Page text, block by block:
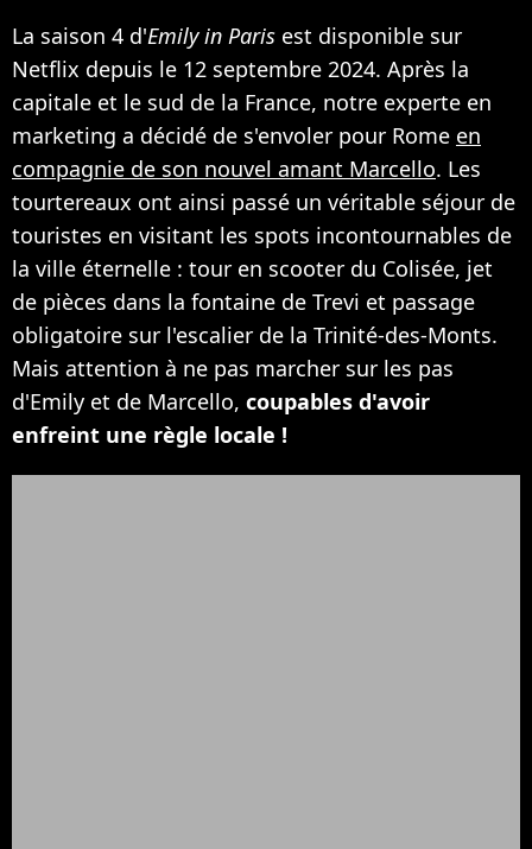
La saison 4 d'Emily in Paris est disponible sur
Netflix depuis le 12 septembre 2024. Après la
capitale et le sud de la France, notre experte en
marketing a décidé de s'envoler pour Rome en
compagnie de son nouvel amant Marcello. Les
tourtereaux ont ainsi passé un véritable séjour de
touristes en visitant les spots incontournables de
la ville éternelle : tour en scooter du Colisée, jet
de pièces dans la fontaine de Trevi et passage
obligatoire sur l'escalier de la Trinité-des-Monts.
Mais attention à ne pas marcher sur les pas
d'Emily et de Marcello, coupables d'avoir
enfreint une règle locale !